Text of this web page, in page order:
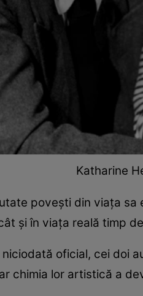
Katharine
povești din viața
și în viața reală timp
oficial, cei doi
chimia lor artistică a